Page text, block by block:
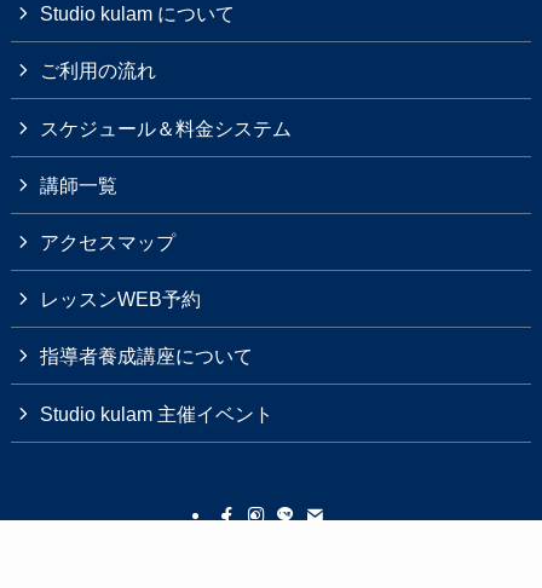
Studio kulam について
ご利用の流れ
スケジュール＆料金システム
講師一覧
アクセスマップ
レッスンWEB予約
指導者養成講座について
Studio kulam 主催イベント